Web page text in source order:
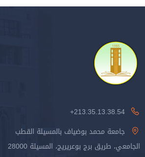
213.35.13.38.54+
جامعة محمد بوضياف بالمسيلة القطب
الجامعي، طريق برج بوعريريج، المسيلة 28000